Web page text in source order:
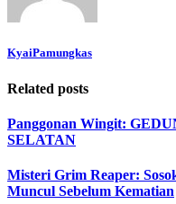
KyaiPamungkas
Related posts
Panggonan Wingit:
SELATAN
Misteri Grim Reaper:
Muncul Sebelum Kematian